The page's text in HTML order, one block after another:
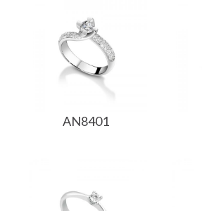
AN8401